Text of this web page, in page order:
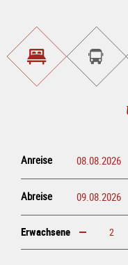
Unterkunft<br>finden
buchen
Anreise
Abreise
Erwachsene erhöhen